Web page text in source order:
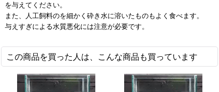
を与えてください。
また、人工飼料のを細かく砕き水に溶いたものもよく食べます。
与えすぎによる水質悪化には注意が必要です。
この商品を買った人は、こんな商品も買っています